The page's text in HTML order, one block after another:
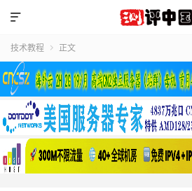

技术教程  正文